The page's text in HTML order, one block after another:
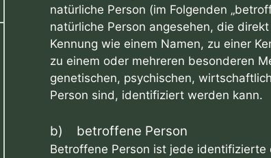
natürliche Person (im Folgenden
natürliche Person angesehen, die
Kennung wie einem Namen, zu einer
zu einem oder mehreren besonderen
genetischen, psychischen,
Person sind, identifiziert werden kann.
b) betroffene Person
Betroffene Person ist jede